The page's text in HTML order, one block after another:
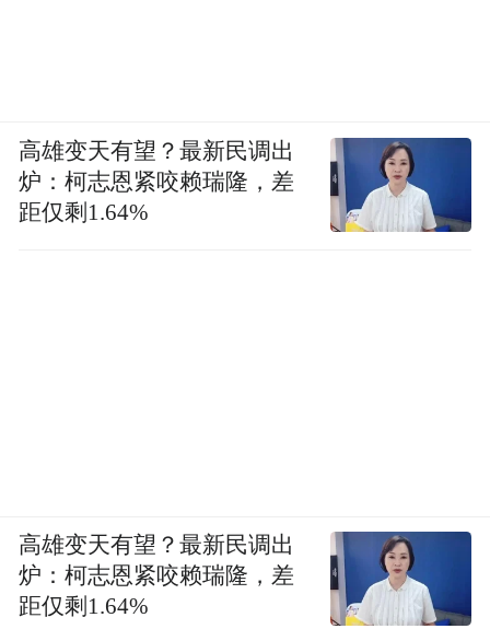
高雄变天有望？最新民调出
炉：柯志恩紧咬赖瑞隆，差
距仅剩1.64%
高雄变天有望？最新民调出
炉：柯志恩紧咬赖瑞隆，差
距仅剩1.64%